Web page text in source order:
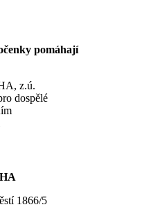
pomáhají
z.ú.
dospělé
1866/5